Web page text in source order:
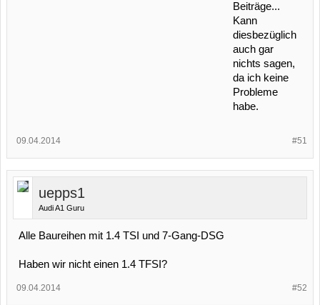
Beiträge...
Kann
diesbezüglich
auch gar
nichts sagen,
da ich keine
Probleme
habe.
#51
09.04.2014
uepps1
Audi A1 Guru
Alle Baureihen mit 1.4 TSI und 7-Gang-DSG
Haben wir nicht einen 1.4 TFSI?
#52
09.04.2014